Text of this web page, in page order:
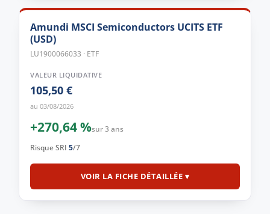
Amundi MSCI Semiconductors UCITS ETF
(USD)
LU1900066033 · ETF
VALEUR LIQUIDATIVE
105,50 €
au 03/08/2026
+270,64 %sur 3 ans
Risque SRI5/7
VOIR LA FICHE DÉTAILLÉE ▾